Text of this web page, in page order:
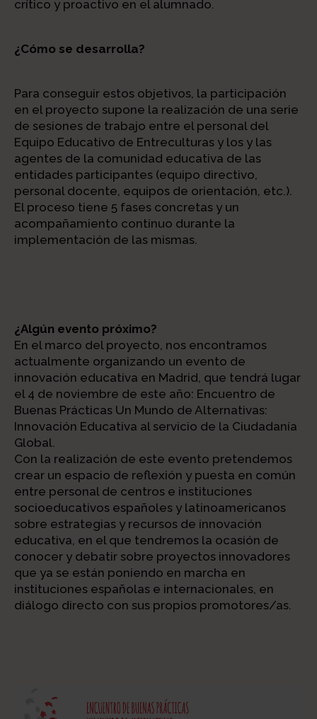
crítico y proactivo en el alumnado.
¿Cómo se desarrolla?
Para conseguir estos objetivos, la participación
en el proyecto supone la realización de una serie
de sesiones de trabajo entre el personal del
Equipo Educativo de Entreculturas y los y las
agentes de la comunidad educativa de las
entidades participantes (equipo directivo,
personal docente, equipos de orientación, etc.).
El proceso tiene 5 fases concretas y un
acompañamiento continuo durante la
implementación de las mismas.
¿Algún evento próximo?
En el marco del proyecto, nos encontramos
actualmente organizando un evento de
innovación educativa en Madrid, que tendrá lugar
el 4 de noviembre de este año: Encuentro de
Buenas Prácticas Un Mundo de Alternativas:
Innovación Educativa al servicio de la Ciudadanía
Global.
Con la realización de este evento pretendemos
crear un espacio de reflexión y puesta en común
entre personal de centros e instituciones
socioeducativos españoles y latinoamericanos
sobre estrategias y recursos de innovación
educativa, en el que tendremos la ocasión de
conocer y debatir sobre proyectos innovadores
que ya se están poniendo en marcha en
instituciones españolas e internacionales, en
diálogo directo con sus propios promotores/as.